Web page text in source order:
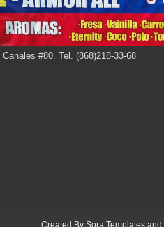
Canales #80. Tel. (868)218-33-68
Created By Sora Templates and